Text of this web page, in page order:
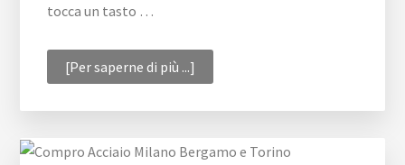
tocca un tasto …
[Per saperne di più ...]
da
smaltire